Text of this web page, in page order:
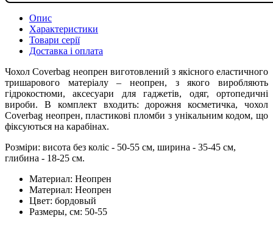
Опис
Характеристики
Товари серії
Доставка і оплата
Чохол Coverbag неопрен виготовлений з якісного еластичного
тришарового матеріалу – неопрен, з якого виробляють
гідрокостюми, аксесуари для гаджетів, одяг, ортопедичні
вироби. В комплект входить: дорожня косметичка, чохол
Coverbag неопрен, пластикові пломби з унікальним кодом, що
фіксуються на карабінах.
Розміри: висота без коліс - 50-55 см, ширина - 35-45 см,
глибина - 18-25 см.
Материал: Неопрен
Материал: Неопрен
Цвет: бордовый
Размеры, см: 50-55